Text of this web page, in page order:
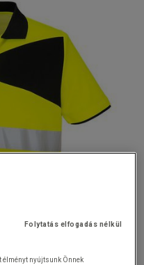
Folytatás elfogadás nélkül
élményt nyújtsunk Önnek